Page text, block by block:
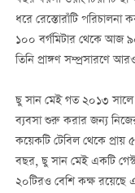
ধরে রেস্তোরাঁটি পরিচালনা
১০০ বর্গমিটার থেকে আজ
তিনি প্রাঙ্গণ সম্প্রসারণে
ছু সান মেই গত ২০১৩ সালে
ব্যবসা শুরু করার জন্য
কয়েকটি টেবিল থেকে প্রায়
বছর, ছু সান মেই একটি
২০টিরও বেশি কক্ষ রয়েছে